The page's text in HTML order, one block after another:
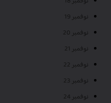
نوفمبر 19
نوفمبر 20
نوفمبر 21
نوفمبر 22
نوفمبر 23
نوفمبر 24